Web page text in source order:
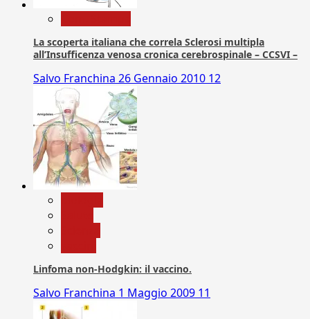
La scoperta italiana che correla Sclerosi multipla
all’Insufficenza venosa cronica cerebrospinale – CCSVI –
Salvo Franchina 26 Gennaio 2010 12
Linfoma non-Hodgkin: il vaccino.
Salvo Franchina 1 Maggio 2009 11